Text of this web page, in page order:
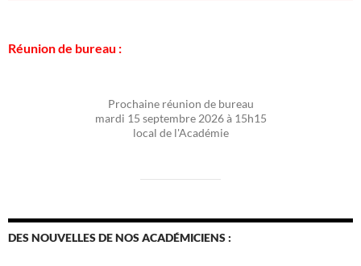
Réunion de bureau :
Prochaine réunion de bureau
mardi 15 septembre 2026 à 15h15
local de l'Académie
DES NOUVELLES DE NOS ACADÉMICIENS :